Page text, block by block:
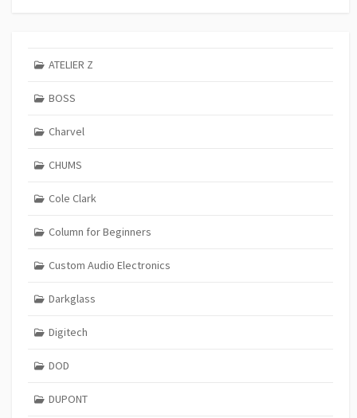
ATELIER Z
BOSS
Charvel
CHUMS
Cole Clark
Column for Beginners
Custom Audio Electronics
Darkglass
Digitech
DOD
DUPONT